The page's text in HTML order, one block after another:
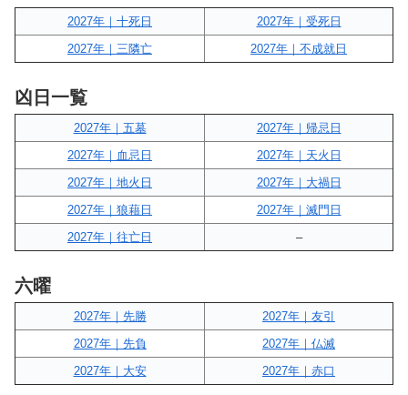
2027年｜十死日
2027年｜受死日
2027年｜三隣亡
2027年｜不成就日
凶日一覧
2027年｜五墓
2027年｜帰忌日
2027年｜血忌日
2027年｜天火日
2027年｜地火日
2027年｜大禍日
2027年｜狼藉日
2027年｜滅門日
2027年｜往亡日
–
六曜
2027年｜先勝
2027年｜友引
2027年｜先負
2027年｜仏滅
2027年｜大安
2027年｜赤口